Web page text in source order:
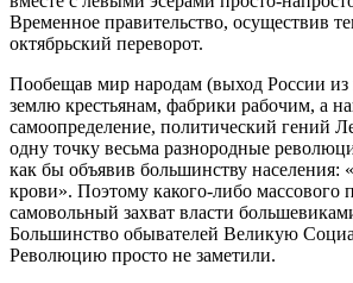
Временное правительство, осуществив
октябрьский переворот.
Пообещав мир народам (выход России
землю крестьянам, фабрики рабочим, а
самоопределение, политический гений
одну точку весьма разнородные
как бы объявив большинству
крови». Поэтому какого-либо массового
самовольный захват власти
Большинство обывателей Великую
Революцию просто не заметили.